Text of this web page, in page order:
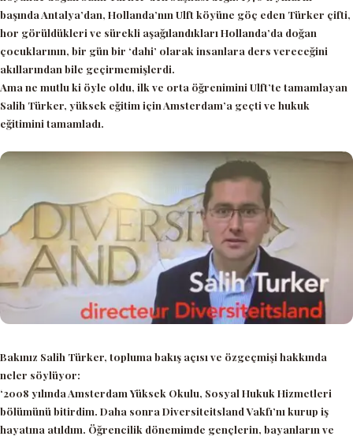
başında Antalya’dan, Hollanda’nın Ulft köyüne göç eden Türker çifti,
hor görüldükleri ve sürekli aşağılandıkları Hollanda’da doğan
çocuklarının, bir gün bir ‘dahi’ olarak insanlara ders vereceğini
akıllarından bile geçirmemişlerdi.
Ama ne mutlu ki öyle oldu, ilk ve orta öğrenimini Ulft’te tamamlayan
Salih Türker, yüksek eğitim için Amsterdam’a geçti ve hukuk
eğitimini tamamladı.
Bakınız Salih Türker, topluma bakış açısı ve özgeçmişi hakkında
neler söylüyor:
‘2008 yılında Amsterdam Yüksek Okulu, Sosyal Hukuk Hizmetleri
bölümünü bitirdim. Daha sonra Diversiteitsland Vakfı’nı kurup iş
hayatına atıldım. Öğrencilik dönemimde gençlerin, bayanların ve